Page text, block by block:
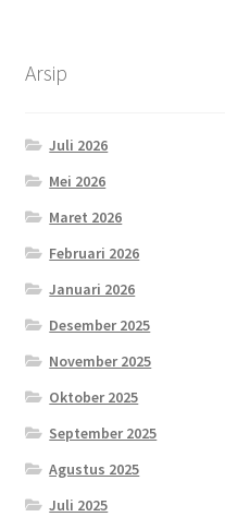
Arsip
Juli 2026
Mei 2026
Maret 2026
Februari 2026
Januari 2026
Desember 2025
November 2025
Oktober 2025
September 2025
Agustus 2025
Juli 2025